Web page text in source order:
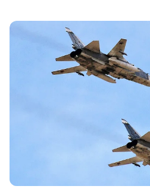
террористов в регионе Сегу.